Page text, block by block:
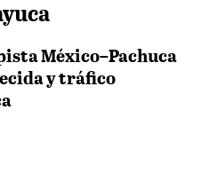
México–Pachuca
y tráfico